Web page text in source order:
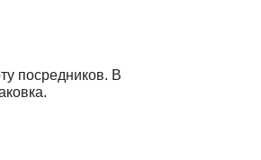
посредников. В